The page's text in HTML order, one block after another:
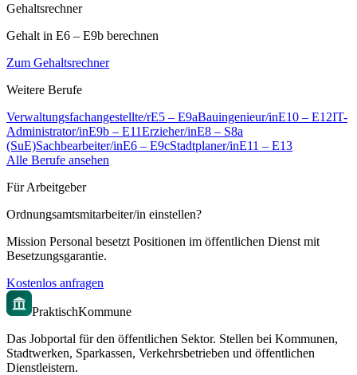
Gehaltsrechner
Gehalt in E6 – E9b berechnen
Zum Gehaltsrechner
Weitere Berufe
Verwaltungsfachangestellte/rE5 – E9aBauingenieur/inE10 – E12IT-
Administrator/inE9b – E11Erzieher/inE8 – S8a
(SuE)Sachbearbeiter/inE6 – E9cStadtplaner/inE11 – E13
Alle Berufe ansehen
Für Arbeitgeber
Ordnungsamtsmitarbeiter/in einstellen?
Mission Personal besetzt Positionen im öffentlichen Dienst mit
Besetzungsgarantie.
Kostenlos anfragen
PraktischKommune
Das Jobportal für den öffentlichen Sektor. Stellen bei Kommunen,
Stadtwerken, Sparkassen, Verkehrsbetrieben und öffentlichen
Dienstleistern.